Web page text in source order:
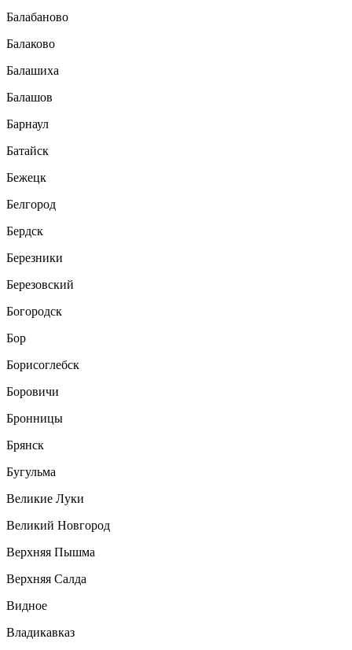
Балабаново
Балаково
Балашиха
Балашов
Барнаул
Батайск
Бежецк
Белгород
Бердск
Березники
Березовский
Богородск
Бор
Борисоглебск
Боровичи
Бронницы
Брянск
Бугульма
Великие Луки
Великий Новгород
Верхняя Пышма
Верхняя Салда
Видное
Владикавказ